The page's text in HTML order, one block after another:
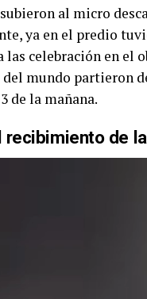
al micro
ya en el predio
las celebración en el
mundo partieron
de la mañana.
recibimiento de